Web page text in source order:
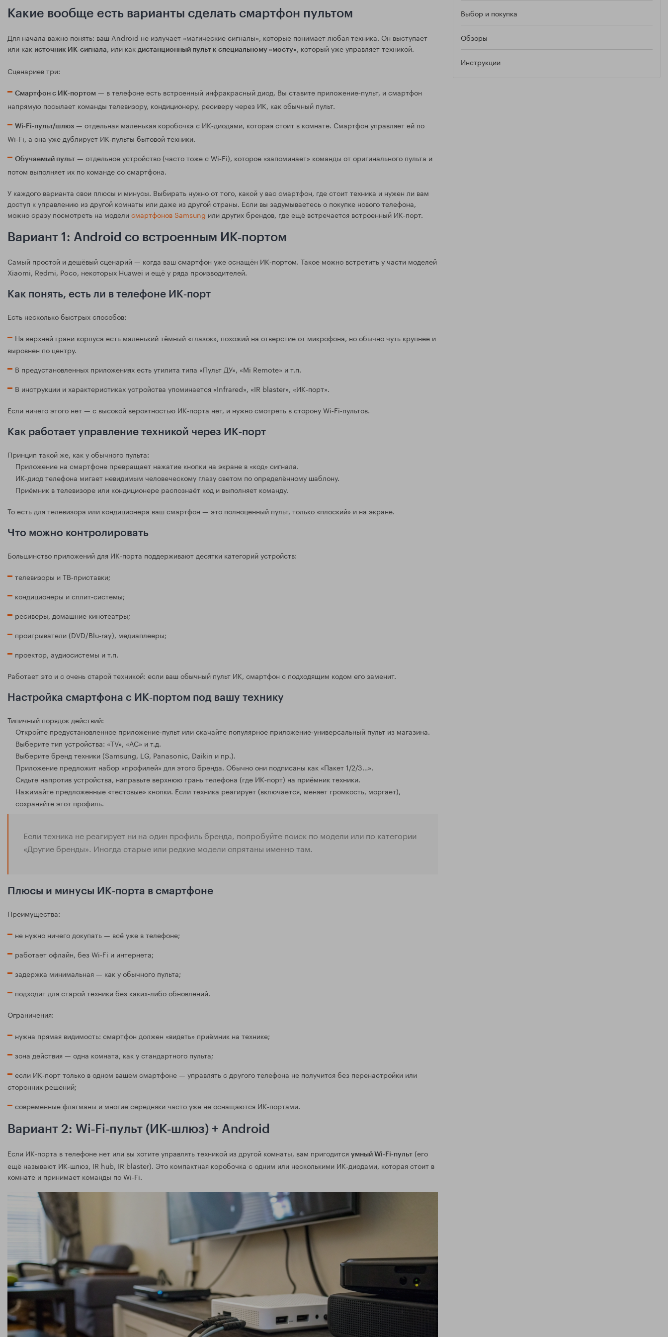
Какие вообще есть варианты сделать смартфон пультом
Для начала важно понять: ваш Android не излучает «магические сигналы», которые понимает любая техника. Он выступает
или как источник ИК‑сигнала, или как дистанционный пульт к специальному «мосту», который уже управляет техникой.
Сценариев три:
Смартфон с ИК‑портом — в телефоне есть встроенный инфракрасный диод. Вы ставите приложение‑пульт, и смартфон
напрямую посылает команды телевизору, кондиционеру, ресиверу через ИК, как обычный пульт.
Wi‑Fi‑пульт/шлюз — отдельная маленькая коробочка с ИК‑диодами, которая стоит в комнате. Смартфон управляет ей по
Wi‑Fi, а она уже дублирует ИК‑пульты бытовой техники.
Обучаемый пульт — отдельное устройство (часто тоже с Wi‑Fi), которое «запоминает» команды от оригинального пульта и
потом выполняет их по команде со смартфона.
У каждого варианта свои плюсы и минусы. Выбирать нужно от того, какой у вас смартфон, где стоит техника и нужен ли вам
доступ к управлению из другой комнаты или даже из другой страны. Если вы задумываетесь о покупке нового телефона,
можно сразу посмотреть на моделисмартфонов Samsung или других брендов, где ещё встречается встроенный ИК‑порт.
Вариант 1: Android со встроенным ИК‑портом
Самый простой и дешёвый сценарий — когда ваш смартфон уже оснащён ИК‑портом. Такое можно встретить у части моделей
Xiaomi, Redmi, Poco, некоторых Huawei и ещё у ряда производителей.
Как понять, есть ли в телефоне ИК‑порт
Есть несколько быстрых способов:
На верхней грани корпуса есть маленький тёмный «глазок», похожий на отверстие от микрофона, но обычно чуть крупнее и
выровнен по центру.
В предустановленных приложениях есть утилита типа «Пульт ДУ», «Mi Remote» и т.п.
В инструкции и характеристиках устройства упоминается «Infrared», «IR blaster», «ИК‑порт».
Если ничего этого нет — с высокой вероятностью ИК‑порта нет, и нужно смотреть в сторону Wi‑Fi‑пультов.
Как работает управление техникой через ИК‑порт
Принцип такой же, как у обычного пульта:
Приложение на смартфоне превращает нажатие кнопки на экране в «код» сигнала.
ИК‑диод телефона мигает невидимым человеческому глазу светом по определённому шаблону.
Приёмник в телевизоре или кондиционере распознаёт код и выполняет команду.
То есть для телевизора или кондиционера ваш смартфон — это полноценный пульт, только «плоский» и на экране.
Что можно контролировать
Большинство приложений для ИК‑порта поддерживают десятки категорий устройств:
телевизоры и ТВ‑приставки;
кондиционеры и сплит‑системы;
ресиверы, домашние кинотеатры;
проигрыватели (DVD/Blu‑ray), медиаплееры;
проектор, аудиосистемы и т.п.
Работает это и с очень старой техникой: если ваш обычный пульт ИК, смартфон с подходящим кодом его заменит.
Настройка смартфона с ИК‑портом под вашу технику
Типичный порядок действий:
Откройте предустановленное приложение‑пульт или скачайте популярное приложение‑универсальный пульт из магазина.
Выберите тип устройства: «TV», «AC» и т.д.
Выберите бренд техники (Samsung, LG, Panasonic, Daikin и пр.).
Приложение предложит набор «профилей» для этого бренда. Обычно они подписаны как «Пакет 1/2/3…».
Сядьте напротив устройства, направьте верхнюю грань телефона (где ИК‑порт) на приёмник техники.
Нажимайте предложенные «тестовые» кнопки. Если техника реагирует (включается, меняет громкость, моргает),
сохраняйте этот профиль.
Если техника не реагирует ни на один профиль бренда, попробуйте поиск по модели или по категории
«Другие бренды». Иногда старые или редкие модели спрятаны именно там.
Плюсы и минусы ИК‑порта в смартфоне
Преимущества:
не нужно ничего докупать — всё уже в телефоне;
работает офлайн, без Wi‑Fi и интернета;
задержка минимальная — как у обычного пульта;
подходит для старой техники без каких‑либо обновлений.
Ограничения:
нужна прямая видимость: смартфон должен «видеть» приёмник на технике;
зона действия — одна комната, как у стандартного пульта;
если ИК‑порт только в одном вашем смартфоне — управлять с другого телефона не получится без перенастройки или
сторонних решений;
современные флагманы и многие середняки часто уже не оснащаются ИК‑портами.
Вариант 2: Wi‑Fi‑пульт (ИК‑шлюз) + Android
Если ИК‑порта в телефоне нет или вы хотите управлять техникой из другой комнаты, вам пригодится умный Wi‑Fi‑пульт (его
ещё называют ИК‑шлюз, IR hub, IR blaster). Это компактная коробочка с одним или несколькими ИК‑диодами, которая стоит в
комнате и принимает команды по Wi‑Fi.
Выбор и покупка
Обзоры
Инструкции